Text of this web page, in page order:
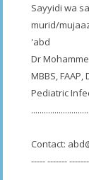
Sayyidi wa
murid/
'abd
Dr
MBBS, FAAP,
Pediatric
Contact:
----- -------